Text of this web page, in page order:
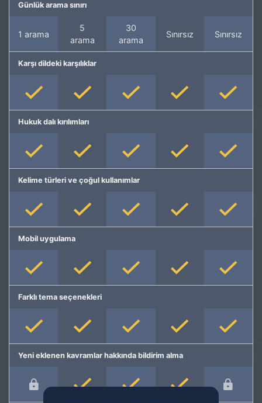
Günlük arama sınırı
1 arama
5
arama
30
arama
Sınırsız Sınırsız
Karşı dildeki karşılıklar
Hukuk dalı kırılımları
Kelime türleri ve çoğul kullanımlar
Mobil uygulama
Farklı tema seçenekleri
Yeni eklenen kavramlar hakkında bildirim alma